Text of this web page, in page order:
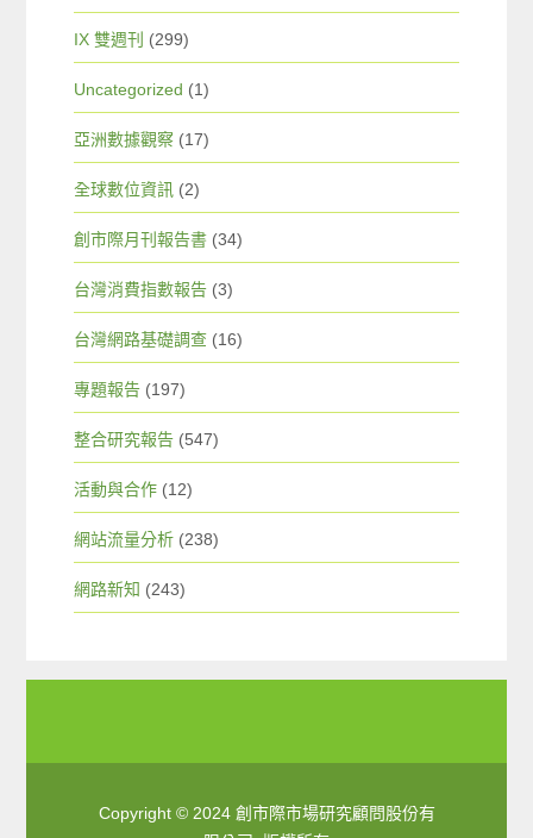
IX 雙週刊 (299)
Uncategorized (1)
亞洲數據觀察 (17)
全球數位資訊 (2)
創市際月刊報告書 (34)
台灣消費指數報告 (3)
台灣網路基礎調查 (16)
專題報告 (197)
整合研究報告 (547)
活動與合作 (12)
網站流量分析 (238)
網路新知 (243)
Copyright © 2024 創市際市場研究顧問股份有